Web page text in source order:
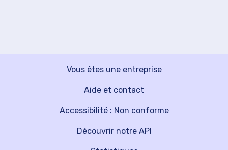
Vous êtes une entreprise
Découvrir notre API
Aide et contact
Accessibilité : Non conforme